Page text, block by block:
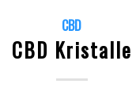
CBD
CBD Kristalle